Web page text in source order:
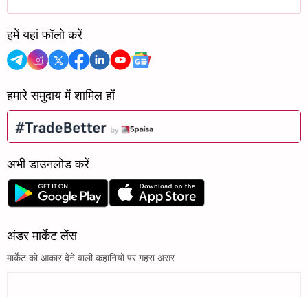
हमें यहां फॉलो करें
हमारे समुदाय में शामिल हों
अभी डाउनलोड करें
अंडर मार्केट लेंस
मार्केट को आकार देने वाली कहानियों पर गहरा असर